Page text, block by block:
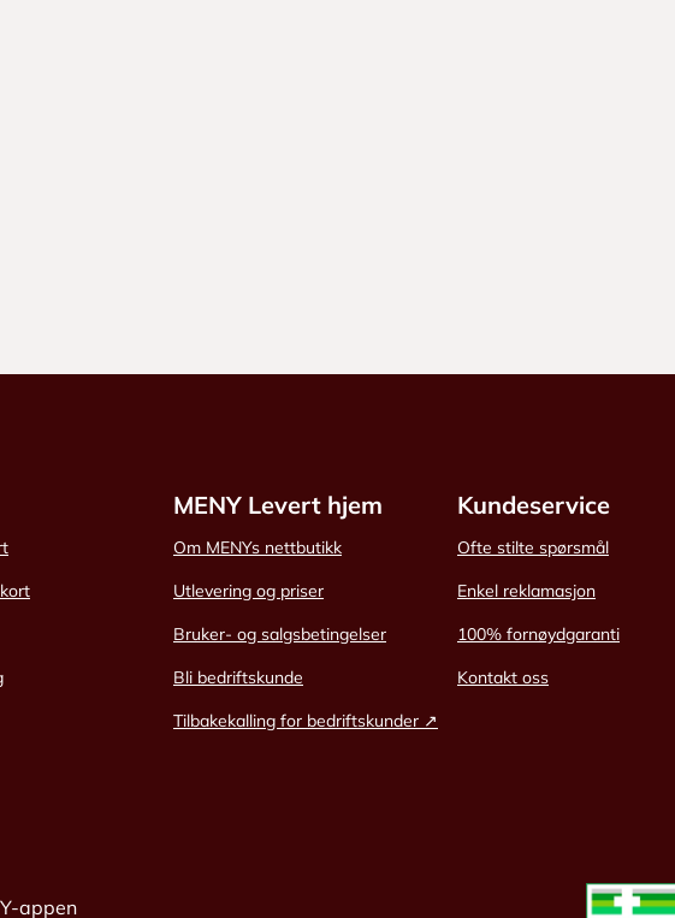
MENY Levert hjem
Om MENYs nettbutikk
Utlevering og priser
Bruker- og salgsbetingelser
Bli bedriftskunde
Tilbakekalling for bedriftskunder ↗
Kundeservice
Ofte stilte spørsmål
Enkel reklamasjon
100% fornøydgaranti
Kontakt oss
appen